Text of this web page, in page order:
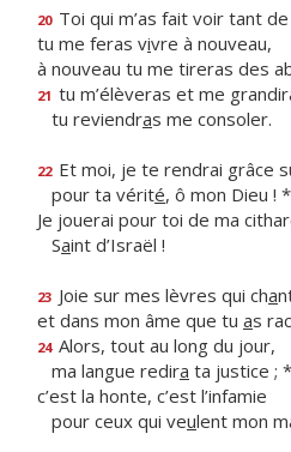
20 Toi qui m’as fait voir tant
tu me feras vivre à nouveau,
à nouveau tu me tireras des
21 tu m’élèveras et me
tu reviendras me consoler.
22 Et moi, je te rendrai grâce
pour ta vérité, ô mon Dieu ! *
Je jouerai pour toi de ma
Saint d’Israël !
23 Joie sur mes lèvres qui cha
et dans mon âme que tu as
24 Alors, tout au long du jour,
ma langue redira ta justice ; *
c’est la honte, c’est l’infamie
pour ceux qui veulent mon